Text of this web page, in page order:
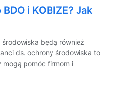
i KOBIZE? Jak
będą również
ds. ochrony środowiska to
mogą pomóc firmom i